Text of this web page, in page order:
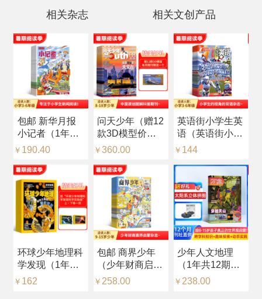
相关杂志 相关文创产品
包邮 新华月报
小记者（1年共
12期）（预约全
￥ 190.40
问天少年（赠12
款3D模型价值
216元，每月随
（1年共12期）
（杂志订阅）
￥ 360.00
英语街小学生英
语（英语街小学
版）（中英双
阅）
￥ 144
环球少年地理科
学发现（1年共
12期）（杂志订
￥ 162
包邮 商界少年
（少年财商启
蒙）（1年共12
￥ 258.00
少年人文地理
（1年共12期）
（杂志订阅）
￥ 238.00